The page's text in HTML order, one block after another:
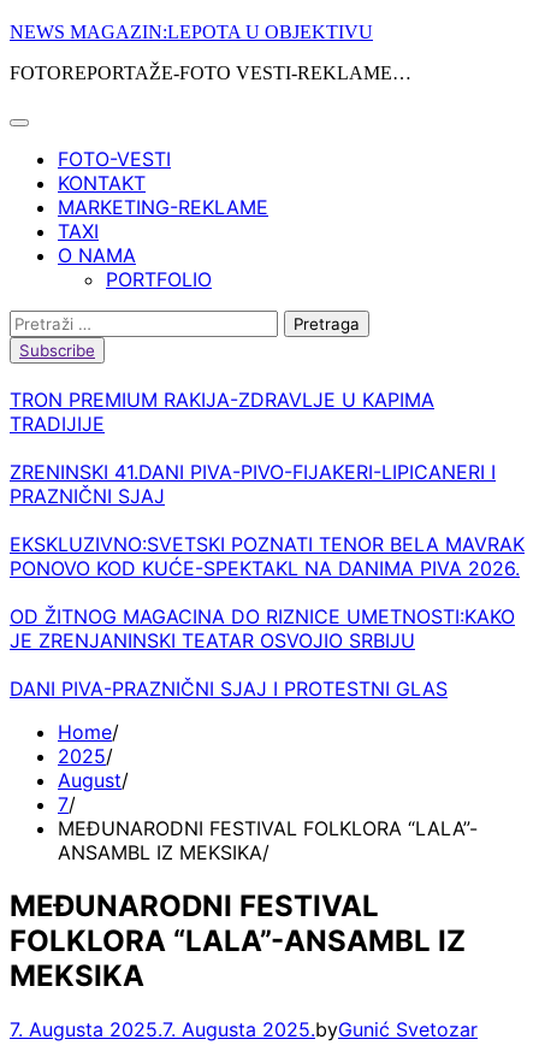
Skip
content
NEWS MAGAZIN:LEPOTA U OBJEKTIVU
FOTOREPORTAŽE-FOTO VESTI-REKLAME…
FOTO-VESTI
KONTAKT
MARKETING-REKLAME
TAXI
O NAMA
PORTFOLIO
Pretraga:
Subscribe
TRON PREMIUM RAKIJA-ZDRAVLJE U KAPIMA
TRADIJIJE
ZRENINSKI 41.DANI PIVA-PIVO-FIJAKERI-LIPICANERI I
PRAZNIČNI SJAJ
EKSKLUZIVNO:SVETSKI POZNATI TENOR BELA MAVRAK
PONOVO KOD KUĆE-SPEKTAKL NA DANIMA PIVA 2026.
OD ŽITNOG MAGACINA DO RIZNICE UMETNOSTI:KAKO
JE ZRENJANINSKI TEATAR OSVOJIO SRBIJU
DANI PIVA-PRAZNIČNI SJAJ I PROTESTNI GLAS
Home
2025
August
7
MEĐUNARODNI FESTIVAL FOLKLORA “LALA”-
ANSAMBL IZ MEKSIKA
MEĐUNARODNI FESTIVAL
FOLKLORA “LALA”-ANSAMBL IZ
MEKSIKA
7. Augusta 2025.7. Augusta 2025.byGunić Svetozar